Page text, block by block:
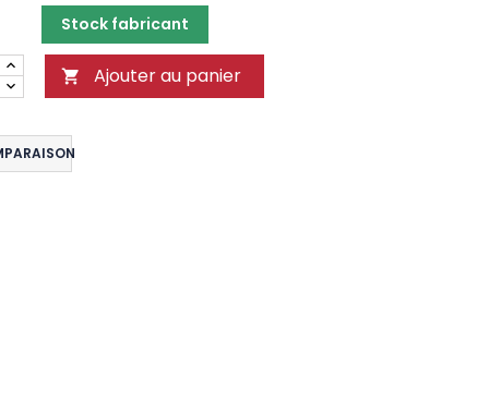
Stock fabricant
 Ajouter au panier